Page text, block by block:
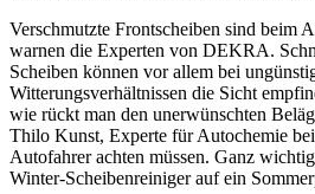
Verschmutzte Frontscheiben sind beim
warnen die Experten von DEKRA.
Scheiben können vor allem bei
Witterungsverhältnissen die Sicht
wie rückt man den unerwünschten
Thilo Kunst, Experte für Autochemie
Autofahrer achten müssen. Ganz
Winter-Scheibenreiniger auf ein